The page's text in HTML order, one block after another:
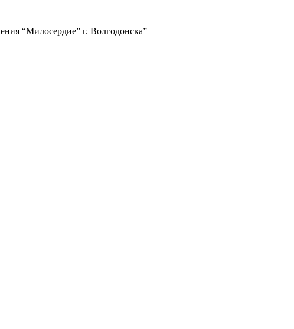
“Милосердие” г. Волгодонска”